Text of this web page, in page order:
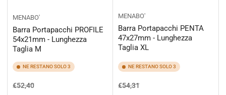
MENABO'
Barra Portapacchi PROFILE
54x21mm - Lunghezza
Taglia M
NE RESTANO SOLO 3
Prezzo
€52,40Prezzo
MENABO'
Barra Portapacchi PENTA
47x27mm - Lunghezza
Taglia XL
NE RESTANO SOLO 3
Prezzo
€54,31Prezzo